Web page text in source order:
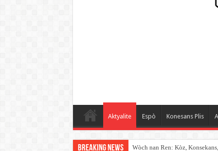
Aktyalite Espò Konesans Plis
Breaking News Wòch nan Ren: Kòz,